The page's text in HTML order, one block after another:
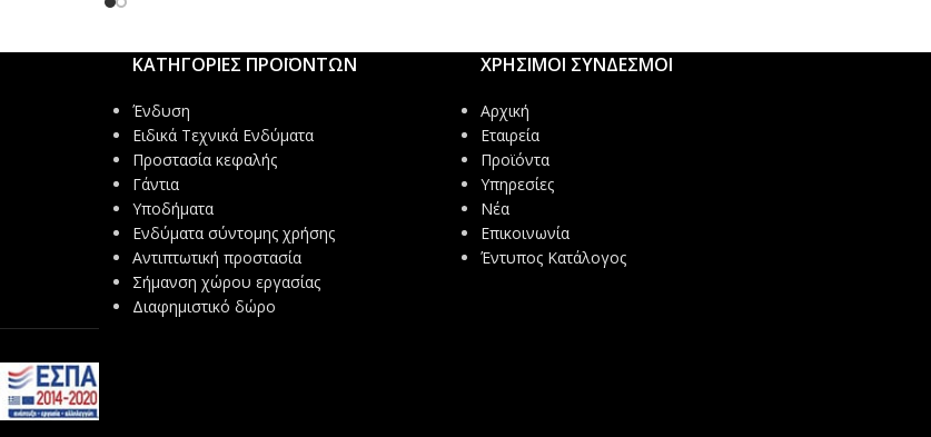
ΚΑΤΗΓΟΡΙΕΣ ΠΡΟΪΟΝΤΩΝ
Ένδυση
Ειδικά Τεχνικά Ενδύματα
Προστασία κεφαλής
Γάντια
Υποδήματα
Ενδύματα σύντομης χρήσης
Αντιπτωτική προστασία
Σήμανση χώρου εργασίας
Διαφημιστικό δώρο
ΧΡΗΣΙΜΟΙ ΣΥΝΔΕΣΜΟΙ
Αρχική
Εταιρεία
Προϊόντα
Υπηρεσίες
Νέα
Επικοινωνία
Έντυπος Κατάλογος